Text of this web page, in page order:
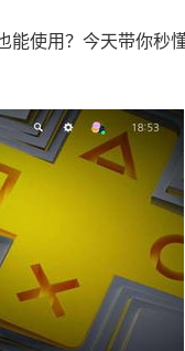
能使用？今天带你秒